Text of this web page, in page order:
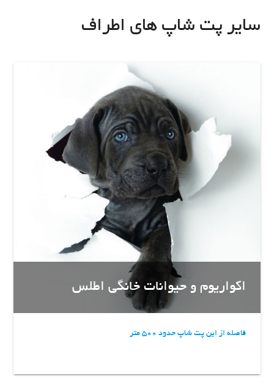
سایر پت شاپ های اطراف
اکواریوم و حیوانات خانگی اطلس
فاصله از این پت شاپ حدود 500 متر